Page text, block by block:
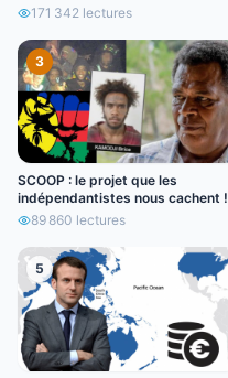
171 342 lectures
3
SCOOP : le projet que les
indépendantistes nous cachent !
89 860 lectures
5